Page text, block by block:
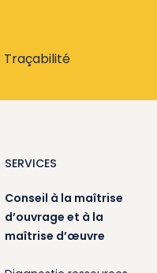
Traçabilité
SERVICES
Conseil à la maîtrise
d’ouvrage et à la
maîtrise d’œuvre